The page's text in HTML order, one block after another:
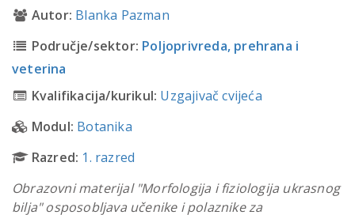
Autor: Blanka Pazman
Područje/sektor: Poljoprivreda, prehrana i
veterina
Kvalifikacija/kurikul: Uzgajivač cvijeća
Modul: Botanika
Razred: 1. razred
Obrazovni materijal "Morfologija i fiziologija ukrasnog
bilja" osposobljava učenike i polaznike za